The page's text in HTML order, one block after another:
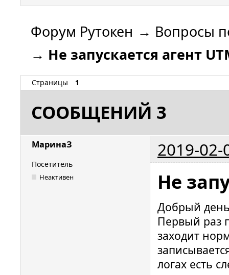
Форум Рутокен → Вопросы
→ Не запускается агент
Страницы 1
СООБЩЕНИЙ 3
МаринаЗ 2019-02-
Посетитель
Неактивен Не
Добрый
Первый раз
заходит
логах есть